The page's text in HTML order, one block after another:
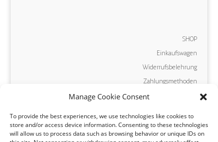
Manage Cookie Consent
To provide the best experiences, we use technologies like cookies to
store and/or access device information. Consenting to these technologies
will allow us to process data such as browsing behavior or unique IDs on
SHOP
Einkaufswagen
Widerrufsbelehrung
Zahlungsmethoden
Versand und Lieferung
Vertrag widerrufen